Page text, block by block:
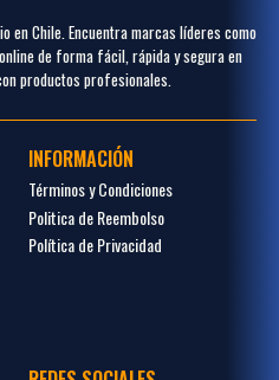
en Chile. Encuentra marcas líderes como
de forma fácil, rápida y segura en
productos profesionales.
INFORMACIÓN
Términos y Condiciones
Politica de Reembolso
Política de Privacidad